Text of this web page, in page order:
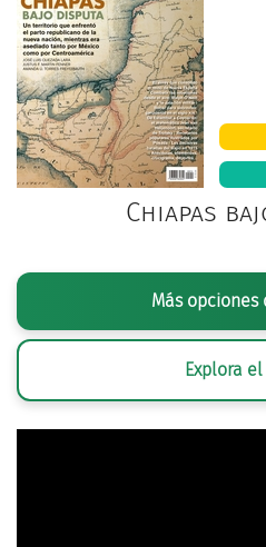
Chiapas
Más opciones
Explora